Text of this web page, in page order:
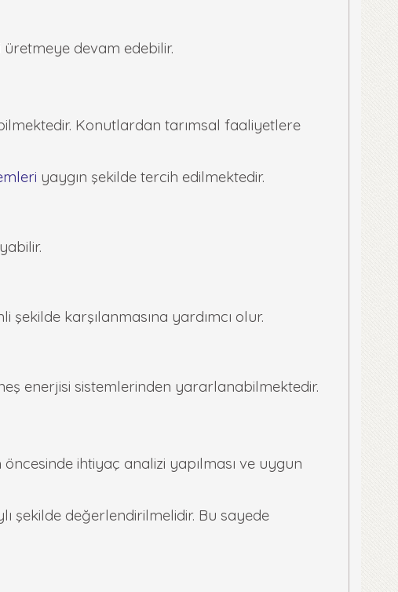
devam edebilir.
Konutlardan tarımsal faaliyetlere
yaygın şekilde tercih edilmektedir.
şekilde karşılanmasına yardımcı olur.
enerjisi sistemlerinden yararlanabilmektedir.
ihtiyaç analizi yapılması ve uygun
şekilde değerlendirilmelidir. Bu sayede